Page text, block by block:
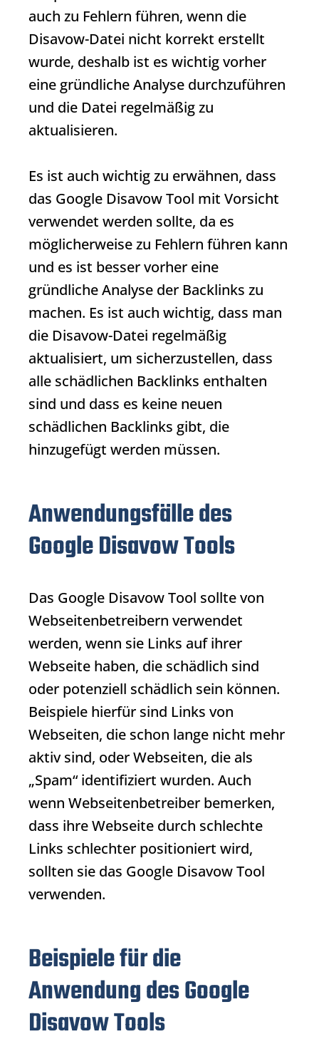
auch zu Fehlern führen, wenn die
Disavow-Datei nicht korrekt erstellt
wurde, deshalb ist es wichtig vorher
eine gründliche Analyse durchzuführen
und die Datei regelmäßig zu
aktualisieren.
Es ist auch wichtig zu erwähnen, dass
das Google Disavow Tool mit Vorsicht
verwendet werden sollte, da es
möglicherweise zu Fehlern führen kann
und es ist besser vorher eine
gründliche Analyse der Backlinks zu
machen. Es ist auch wichtig, dass man
die Disavow-Datei regelmäßig
aktualisiert, um sicherzustellen, dass
alle schädlichen Backlinks enthalten
sind und dass es keine neuen
schädlichen Backlinks gibt, die
hinzugefügt werden müssen.
Anwendungsfälle des
Google Disavow Tools
Das Google Disavow Tool sollte von
Webseitenbetreibern verwendet
werden, wenn sie Links auf ihrer
Webseite haben, die schädlich sind
oder potenziell schädlich sein können.
Beispiele hierfür sind Links von
Webseiten, die schon lange nicht mehr
aktiv sind, oder Webseiten, die als
„Spam“ identifiziert wurden. Auch
wenn Webseitenbetreiber bemerken,
dass ihre Webseite durch schlechte
Links schlechter positioniert wird,
sollten sie das Google Disavow Tool
verwenden.
Beispiele für die
Anwendung des Google
Disavow Tools